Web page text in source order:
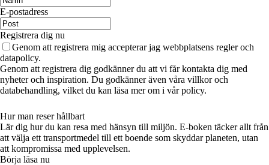
E-postadress
Registrera dig nu
Genom att registrera mig accepterar jag webbplatsens regler och
datapolicy.
Genom att registrera dig godkänner du att vi får kontakta dig med
nyheter och inspiration. Du godkänner även våra villkor och
databehandling, vilket du kan läsa mer om i vår policy.
Hur man reser hållbart
Lär dig hur du kan resa med hänsyn till miljön. E-boken täcker allt från
att välja ett transportmedel till ett boende som skyddar planeten, utan
att kompromissa med upplevelsen.
Börja läsa nu